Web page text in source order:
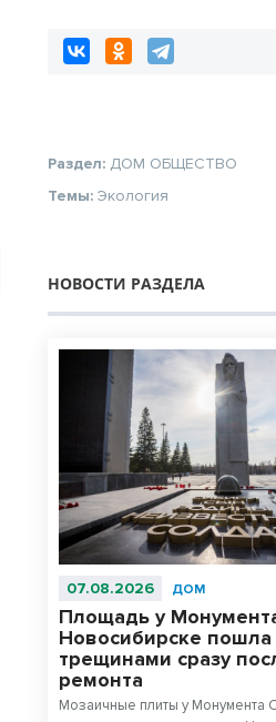
Раздел: ДОМ ОБЩЕСТВО
Темы:Экология
НОВОСТИ РАЗДЕЛА
07.08.2026 ДОМ
Площадь у
Новосибирске пошла
трещинами сразу
ремонта
Мозаичные плиты у Монумента